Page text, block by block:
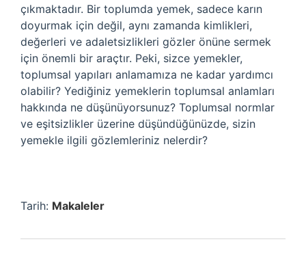
çıkmaktadır. Bir toplumda yemek, sadece karın
doyurmak için değil, aynı zamanda kimlikleri,
değerleri ve adaletsizlikleri gözler önüne sermek
için önemli bir araçtır. Peki, sizce yemekler,
toplumsal yapıları anlamamıza ne kadar yardımcı
olabilir? Yediğiniz yemeklerin toplumsal anlamları
hakkında ne düşünüyorsunuz? Toplumsal normlar
ve eşitsizlikler üzerine düşündüğünüzde, sizin
yemekle ilgili gözlemleriniz nelerdir?
Tarih: Makaleler